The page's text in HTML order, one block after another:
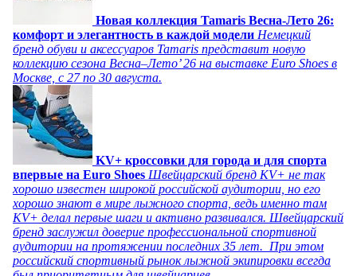
Новая коллекция Tamaris Весна-Лето 26:
комфорт и элегантность в каждой модели Немецкий
бренд обуви и аксессуаров Tamaris представит новую
коллекцию сезона Весна–Лето’ 26 на выставке Euro Shoes в
Москве, с 27 по 30 августа.
KV+ кроссовки для города и для спорта
впервые на Euro Shoes Швейцарский бренд KV+ не так
хорошо известен широкой российской аудитории, но его
хорошо знают в мире лыжного спорта, ведь именно там
KV+ делал первые шаги и активно развивался. Швейцарский
бренд заслужил доверие профессиональной спортивной
аудитории на протяжении последних 35 лет. При этом
российский спортивный рынок лыжной экипировки всегда